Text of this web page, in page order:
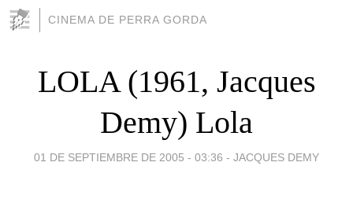
CINEMA DE PERRA GORDA
LOLA (1961, Jacques
Demy) Lola
01 DE SEPTIEMBRE DE 2005 - 03:36 - JACQUES DEMY